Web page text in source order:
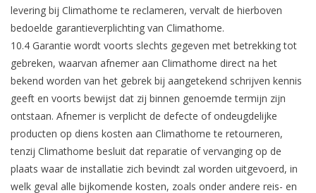
levering bij Climathome te reclameren, vervalt de hierboven
bedoelde garantieverplichting van Climathome.
10.4 Garantie wordt voorts slechts gegeven met betrekking tot
gebreken, waarvan afnemer aan Climathome direct na het
bekend worden van het gebrek bij aangetekend schrijven kennis
geeft en voorts bewijst dat zij binnen genoemde termijn zijn
ontstaan. Afnemer is verplicht de defecte of ondeugdelijke
producten op diens kosten aan Climathome te retourneren,
tenzij Climathome besluit dat reparatie of vervanging op de
plaats waar de installatie zich bevindt zal worden uitgevoerd, in
welk geval alle bijkomende kosten, zoals onder andere reis- en